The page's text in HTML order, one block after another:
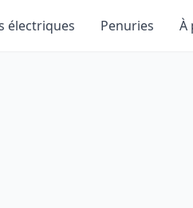
électriques Penuries À